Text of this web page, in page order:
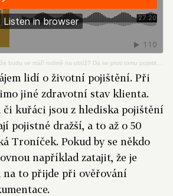
budu ve stáří rodině na obtíž? Dá se proti tomu pojistit a odečíst si to z daní
lidí o životní pojištění. Při
jiné zdravotní stav klienta.
či kuřáci jsou z hlediska pojištění
pojistné dražší, a to až o 50
Troníček. Pokud by se někdo
například zatajit, že je
na to přijde při ověřování